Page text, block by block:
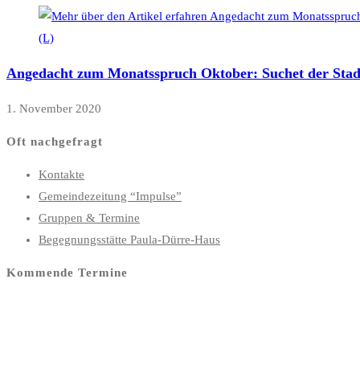
Angedacht zum Monatsspruch Oktober: Suchet der
1. November 2020
Oft nachgefragt
Kontakte
Gemeindezeitung “Impulse”
Gruppen & Termine
Begegnungsstätte Paula-Dürre-Haus
Kommende Termine